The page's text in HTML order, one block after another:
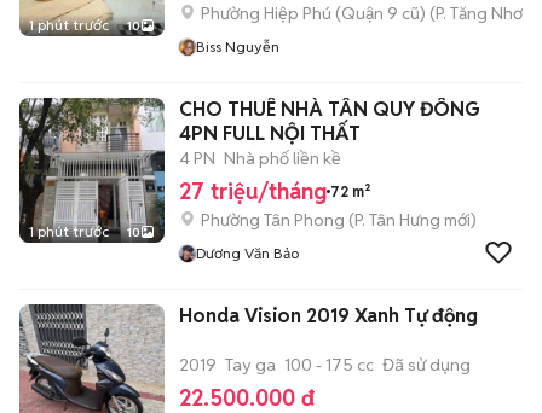
1 phút trước 10
Phường Hiệp Phú (Quận 9 cũ) (P. Tăng Nhơn
Biss Nguyễn
1 phút trước 10
CHO THUÊ NHÀ TÂN QUY ĐÔNG
4PN FULL NỘI THẤT
4 PN Nhà phố liền kề
27 triệu/tháng 72 m²
Phường Tân Phong (P. Tân Hưng mới)
Dương Văn Bảo
Honda Vision 2019 Xanh Tự động
2019 Tay ga 100 - 175 cc Đã sử dụng
22.500.000 đ